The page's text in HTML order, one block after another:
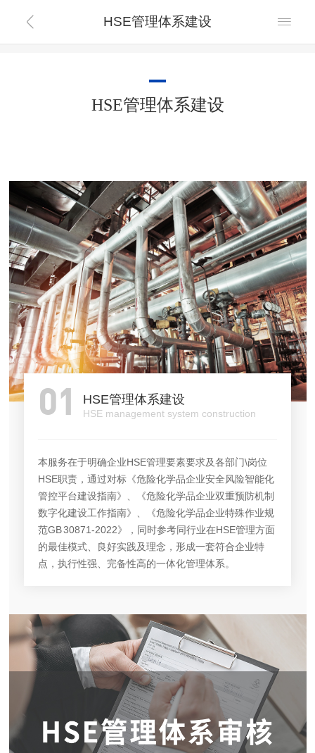
 HSE管理体系建设 
HSE管理体系建设
01 HSE管理体系建设
HSE management system construction
本服务在于明确企业HSE管理要素要求及各部门\岗位
HSE职责，通过对标《危险化学品企业安全风险智能化
管控平台建设指南》、《危险化学品企业双重预防机制
数字化建设工作指南》、《危险化学品企业特殊作业规
范GB 30871-2022》，同时参考同行业在HSE管理方面
的最佳模式、良好实践及理念，形成一套符合企业特
点，执行性强、完备性高的一体化管理体系。